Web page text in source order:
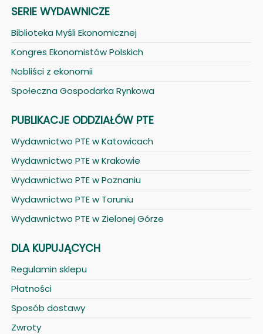
SERIE WYDAWNICZE
Biblioteka Myśli Ekonomicznej
Kongres Ekonomistów Polskich
Nobliści z ekonomii
Społeczna Gospodarka Rynkowa
PUBLIKACJE ODDZIAŁÓW PTE
Wydawnictwo PTE w Katowicach
Wydawnictwo PTE w Krakowie
Wydawnictwo PTE w Poznaniu
Wydawnictwo PTE w Toruniu
Wydawnictwo PTE w Zielonej Górze
DLA KUPUJĄCYCH
Regulamin sklepu
Płatności
Sposób dostawy
Zwroty